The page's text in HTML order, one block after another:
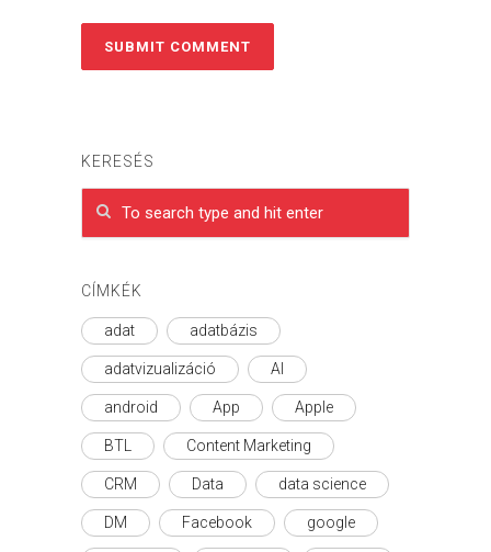
KERESÉS
CÍMKÉK
adat adatbázis
adatvizualizáció AI
android App Apple
BTL Content Marketing
CRM Data data science
DM Facebook google